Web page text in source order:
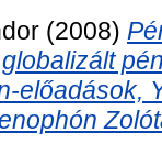
(2008)
előadások,